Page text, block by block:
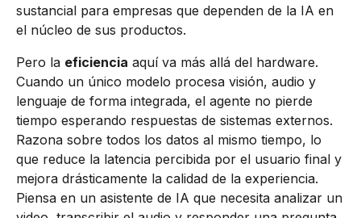
sustancial para empresas que dependen de la IA en
el núcleo de sus productos.
Pero la eficiencia aquí va más allá del hardware.
Cuando un único modelo procesa visión, audio y
lenguaje de forma integrada, el agente no pierde
tiempo esperando respuestas de sistemas externos.
Razona sobre todos los datos al mismo tiempo, lo
que reduce la latencia percibida por el usuario final y
mejora drásticamente la calidad de la experiencia.
Piensa en un asistente de IA que necesita analizar un